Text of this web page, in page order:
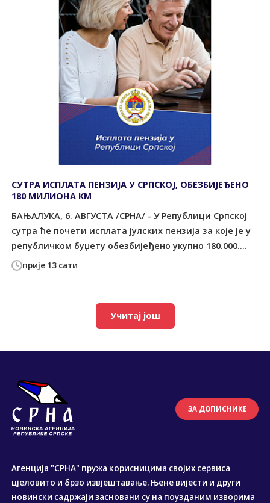
прије 13 сати
СУТРА ИСПЛАТА ПЕНЗИЈА У СРПСКОЈ, ОБЕЗБИЈЕЂЕНО
180 МИЛИОНА КМ
БАЊАЛУКА, 6. АВГУСТА /СРНА/ - У Републици Српској
сутра ће почети исплата јулских пензија за које је у
републичком буџету обезбијеђено укупно 180.000....
Учитај још
ЗА ДОПИСНИКЕ
Агенција "СРНА" пружа корисницима својих сервиса
цјеловито и брзо извјештавање. Њене вијести и други
новински садржаји засновани су на поузданим изворима